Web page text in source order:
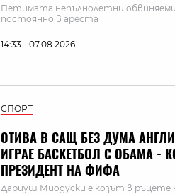
Петимата непълнолетни
постоянно в ареста
14:33 - 07.08.2026
СПОРТ
ОТИВА В САЩ БЕЗ ДУМА
ИГРАЕ БАСКЕТБОЛ С ОБАМА -
ПРЕЗИДЕНТ НА ФИФА
Дариуш Миодуски е козът в